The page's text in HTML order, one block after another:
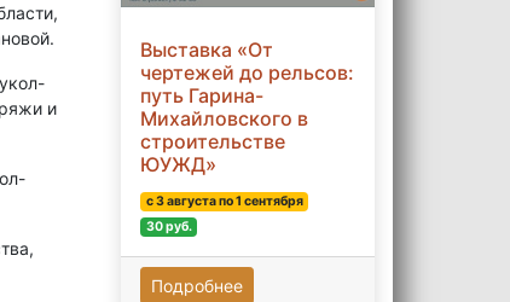
и
Выставка «От
чертежей до рельсов:
путь Гарина-
Михайловского в
строительстве
ЮУЖД»
с 3 августа по 1 сентября
30 руб.
Подробнее